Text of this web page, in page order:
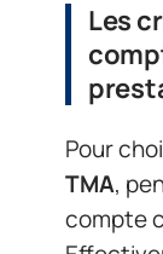
Les
Pour
TMA,
compte